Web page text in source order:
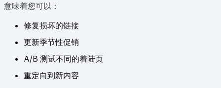
意味着您可以：
修复损坏的链接
更新季节性促销
A/B 测试不同的着陆页
重定向到新内容